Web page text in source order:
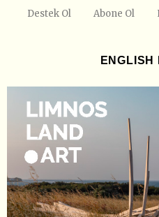
Destek Ol Abone Ol